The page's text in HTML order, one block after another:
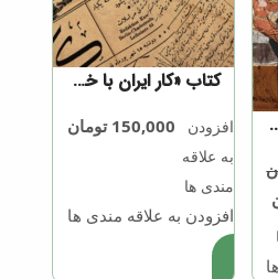
بایسنغری»
کتاب «کار ایران با خداست»
150,000 تومان
افزودن
به علاقه
مندی ها
افزودن به علاقه مندی ها